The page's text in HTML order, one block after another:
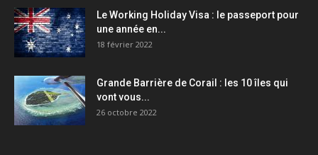
Le Working Holiday Visa : le passeport pour
une année en...
18 février 2022
Grande Barrière de Corail : les 10 îles qui
vont vous...
26 octobre 2022